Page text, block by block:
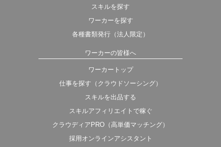
スキルを探す
ワーカーを探す
各種書類発行（法人限定）
ワーカーの皆様へ
ワーカートップ
仕事を探す（クラウドソーシング）
スキルを出品する
スキルアフィリエイトで稼ぐ
クラウディアPRO（高単価マッチング）
採用オンラインアシスタント